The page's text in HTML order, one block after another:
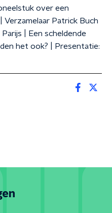
over een
Verzamelaar Patrick Buch
| Een scheldende
het ook? | Presentatie: